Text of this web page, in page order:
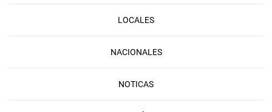
LOCALES
NACIONALES
NOTICAS